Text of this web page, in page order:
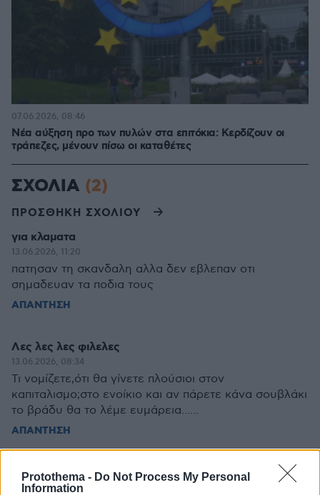
Protothema - Do Not Process My Personal
Information
Νέα αύξηση προ των πυλών στα επιτόκια: Κερδίζουν οι
τράπεζες, μένουν πίσω οι καταθέτες
07.06.2026, 08:46
ΣΧΟΛΙΑ (2)
ΠΡΟΣΘΗΚΗ ΣΧΟΛΙΟΥ
για κλαματα
13.06.2026, 11:20
πατησαν τη σκανδαλη αλλα δεν εβλεπαν οτι
σημαδευαν τα ποδια τους
ΑΠΑΝΤΗΣΗ
Λες λες λες φιλελες
13.06.2026, 08:34
Τι νομίζετε,ότι θα γίνετε πλούσιοι στον
καπιταλισμο;στο ενοίκιο και αν πάρετε κάνα σουβλάκι
το βράδυ θα το λέμε ευμάρεια......
ΑΠΑΝΤΗΣΗ
ΠΡΟΣΘΗΚΗ ΣΧΟΛΙΟΥ